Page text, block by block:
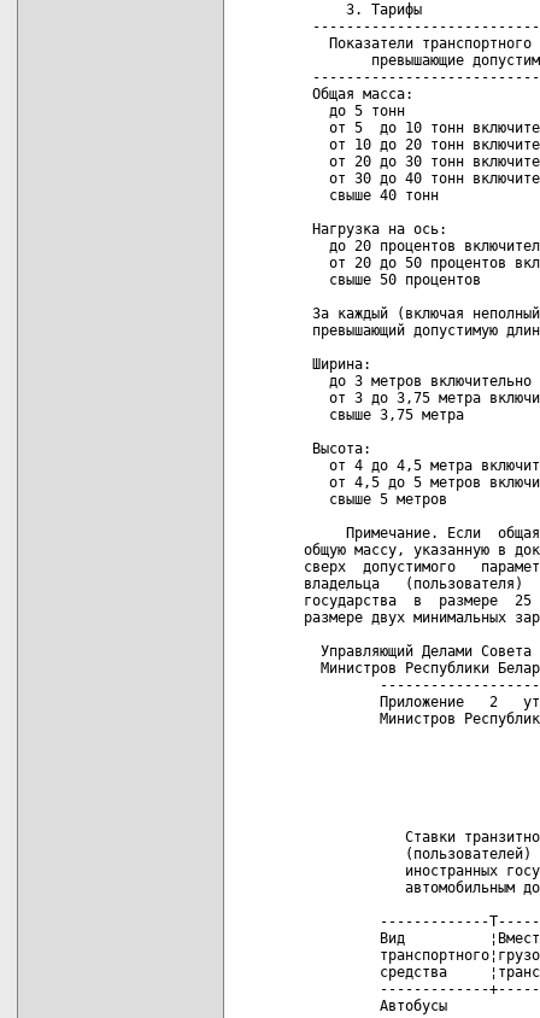
     3. Тарифы
Показатели транспортного
превышающие
Общая масса:
до 5 тонн
от 5  до 10 тонн
от 10 до 20 тонн
от 20 до 30 тонн
от 30 до 40 тонн
свыше 40 тонн
Нагрузка на ось:
до 20 процентов
от 20 до 50 процентов
свыше 50 процентов
За каждый (включая
превышающий
Ширина:
до 3 метров включительно
от 3 до 3,75 метра
свыше 3,75 метра
Высота:
от 4 до 4,5 метра
от 4,5 до 5 метров
свыше 5 метров
Примечание. Если
общую массу, указанную в
сверх  допустимого
владельца   (пользователя)
государства  в  размере
размере двух минимальных
  Управляющий Делами Совета
Министров Республики
Приложение   2
Министров
Ставки
(пользователей)
иностранных
автомобильным
-------------
Вид
средства
-------------
Автобусы